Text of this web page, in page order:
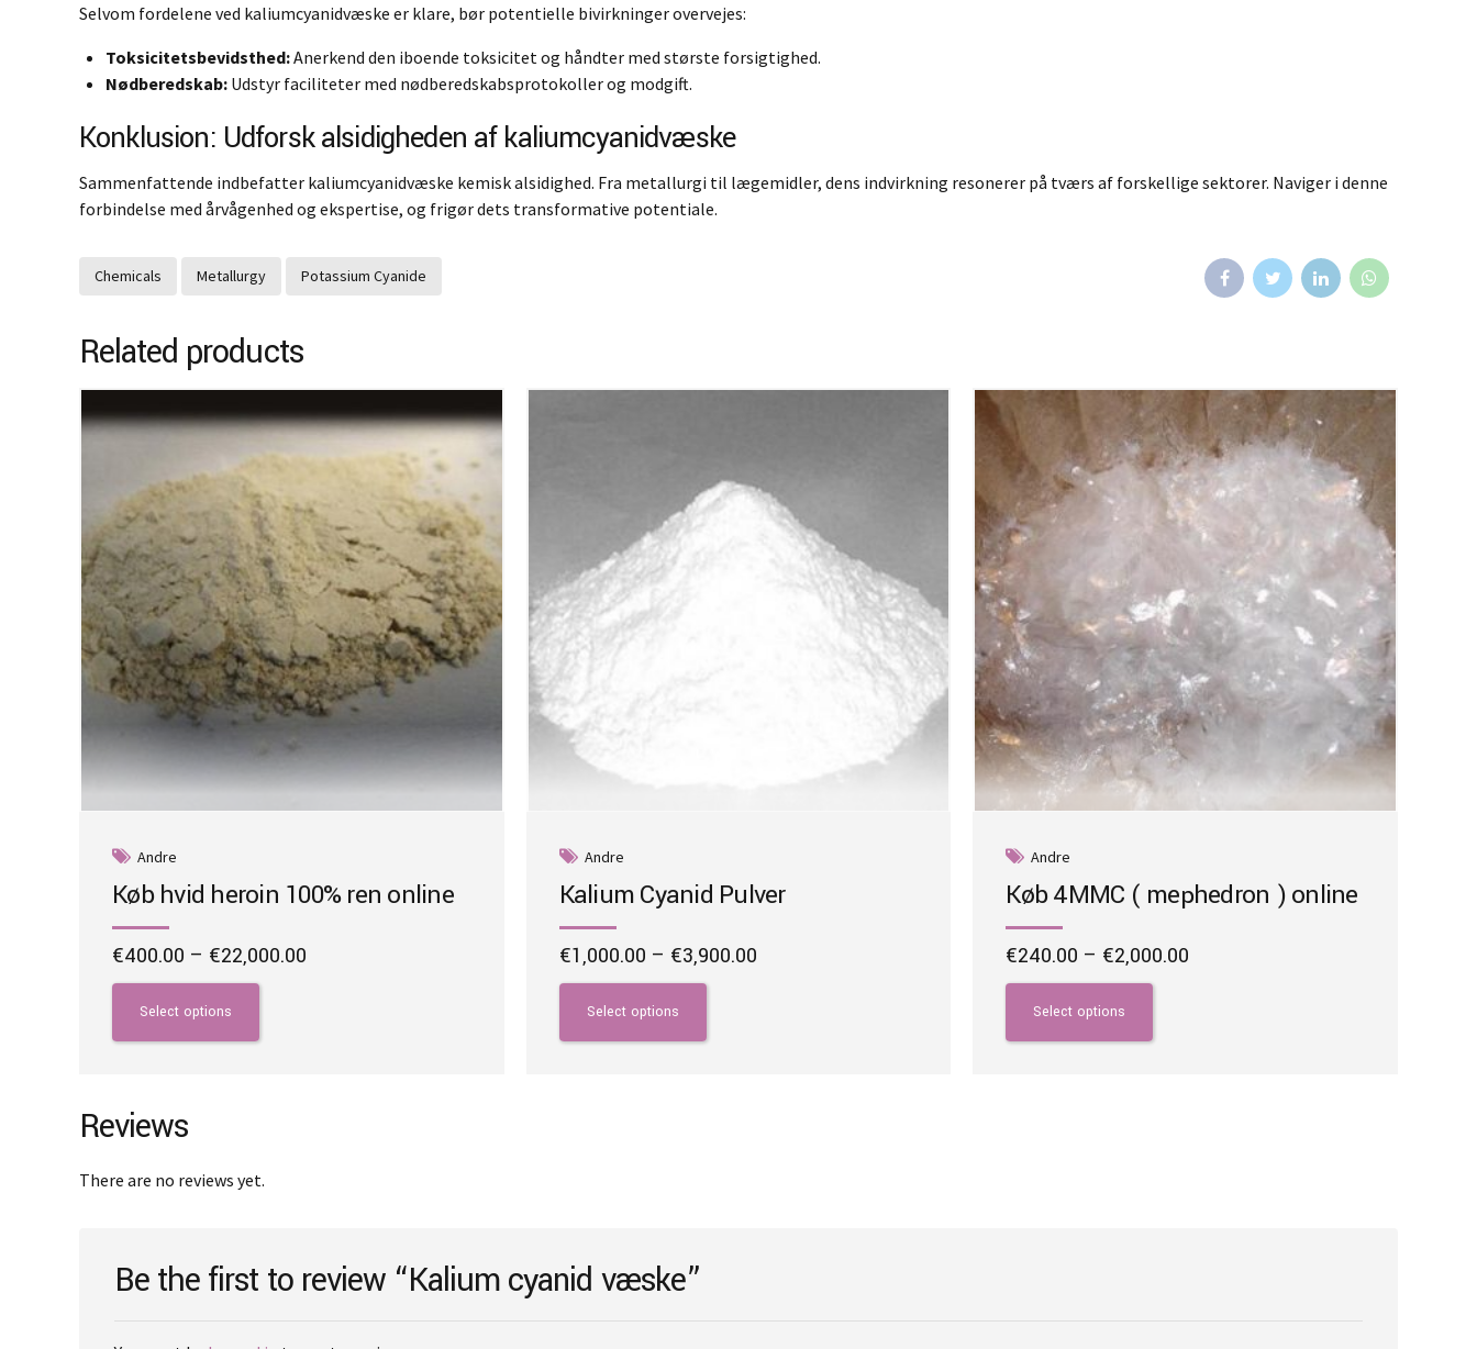
Selvom fordelene ved kaliumcyanidvæske er klare, bør potentielle bivirkninger overvejes:
Toksicitetsbevidsthed:Anerkend den iboende toksicitet og håndter med største forsigtighed.
Nødberedskab: Udstyr faciliteter med nødberedskabsprotokoller og modgift.
Konklusion: Udforsk alsidigheden af kaliumcyanidvæske
Sammenfattende indbefatter kaliumcyanidvæske kemisk alsidighed. Fra metallurgi til lægemidler, dens indvirkning resonerer på tværs af forskellige sektorer. Naviger i denne
forbindelse med årvågenhed og ekspertise, og frigør dets transformative potentiale.
Chemicals Metallurgy Potassium Cyanide
Related products
Andre
Køb hvid heroin 100% ren online
€400.00 – €22,000.00
Select options
This
product
has
The
options
be
the
product
Andre
Kalium Cyanid Pulver
€1,000.00 – €3,900.00Price
Select options
This
product
has
the
product
Andre
Køb 4MMC ( mephedron ) online
€240.00 – €2,000.00
Select options
This
product
has
Reviews
There are no reviews yet.
Be the first to review “Kalium cyanid væske”